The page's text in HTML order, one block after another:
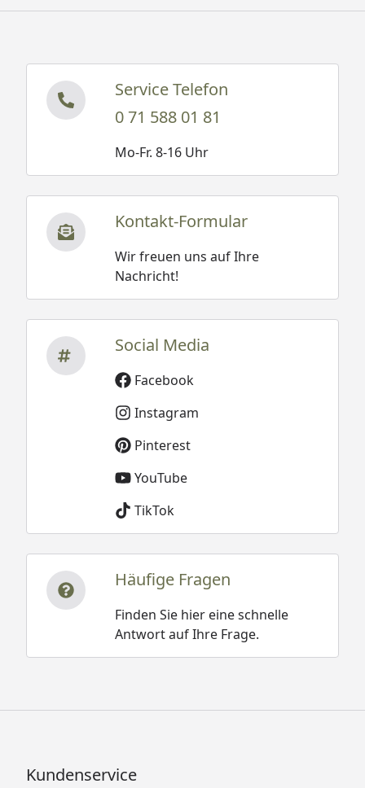
Service Telefon
0 71 588 01 81
Mo-Fr. 8-16 Uhr
Kontakt-Formular
Wir freuen uns auf Ihre
Nachricht!
Social Media
Facebook
Instagram
Pinterest
YouTube
TikTok
Häufige Fragen
Finden Sie hier eine schnelle
Antwort auf Ihre Frage.
Kundenservice